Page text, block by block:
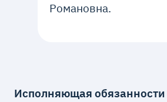
Романовна.
Исполняющая